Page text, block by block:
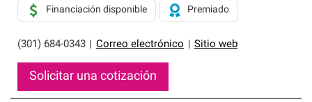
sistemas de techos.
(301) 684-0343 Correo electrónico Sitio web
Financiación disponible Premiado
Solicitar una cotización